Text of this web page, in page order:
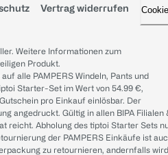
Vertrag widerrufen
Weitere Informationen zum
Produkt.
alle PAMPERS Windeln, Pants und
Starter-Set im Wert von 54.99 €,
pro Einkauf einlösbar. Der
angedruckt. Gültig in allen BIPA Filialen
reicht. Abholung des tiptoi Starter Sets
der PAMPERS Einkäufe ist
zu retournieren, andernfalls wird